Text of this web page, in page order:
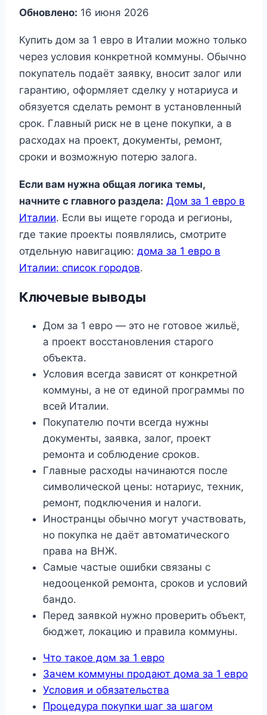
Обновлено: 16 июня 2026
Купить дом за 1 евро в Италии можно только
через условия конкретной коммуны. Обычно
покупатель подаёт заявку, вносит залог или
гарантию, оформляет сделку у нотариуса и
обязуется сделать ремонт в установленный
срок. Главный риск не в цене покупки, а в
расходах на проект, документы, ремонт,
сроки и возможную потерю залога.
Если вам нужна общая логика темы,
начните с главного раздела: Дом за 1 евро в
Италии. Если вы ищете города и регионы,
где такие проекты появлялись, смотрите
отдельную навигацию: дома за 1 евро в
Италии: список городов.
Ключевые выводы
Дом за 1 евро — это не готовое жильё,
а проект восстановления старого
объекта.
Условия всегда зависят от конкретной
коммуны, а не от единой программы по
всей Италии.
Покупателю почти всегда нужны
документы, заявка, залог, проект
ремонта и соблюдение сроков.
Главные расходы начинаются после
символической цены: нотариус, техник,
ремонт, подключения и налоги.
Иностранцы обычно могут участвовать,
но покупка не даёт автоматического
права на ВНЖ.
Самые частые ошибки связаны с
недооценкой ремонта, сроков и условий
бандо.
Перед заявкой нужно проверить объект,
бюджет, локацию и правила коммуны.
Что такое дом за 1 евро
Зачем коммуны продают дома за 1 евро
Условия и обязательства
Процедура покупки шаг за шагом